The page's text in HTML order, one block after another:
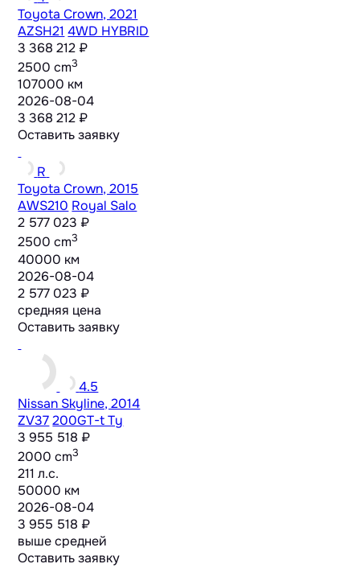
Toyota Crown, 2021
AZSH21 4WD HYBRID
3 368 212 ₽
2500 cm3
107000 км
2026-08-04
3 368 212 ₽
Оставить заявку
R
Toyota Crown, 2015
AWS210 Royal Salo
2 577 023 ₽
2500 cm3
40000 км
2026-08-04
2 577 023 ₽
средняя цена
Оставить заявку
4.5
Nissan Skyline, 2014
ZV37 200GT-t Ty
3 955 518 ₽
2000 cm3
211 л.с.
50000 км
2026-08-04
3 955 518 ₽
выше средней
Оставить заявку